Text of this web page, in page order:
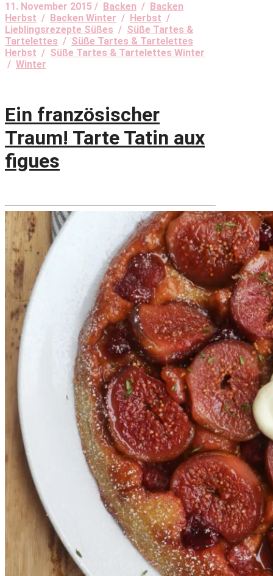
11. November 2015 / Backen / Backen
Herbst / Backen Winter / Herbst /
Lieblingsrezepte Süßes / Süße Tartes &
Tartelettes / Süße Tartes & Tartelettes
Herbst / Süße Tartes & Tartelettes Winter
/ Winter
Ein französischer
Traum! Tarte Tatin aux
figues